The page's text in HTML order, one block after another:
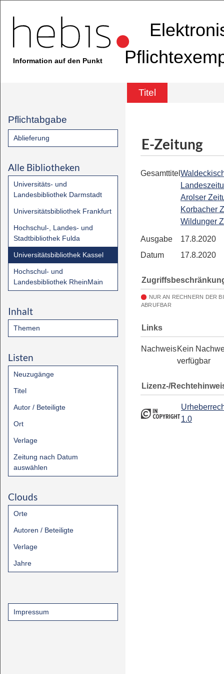
Information auf den Punkt
Titel
Pflichtabgabe
Ablieferung
Alle Bibliotheken
Universitäts- und
Landesbibliothek Darmstadt
Universitätsbibliothek Frankfurt
Hochschul-, Landes- und
Stadtbibliothek Fulda
Universitätsbibliothek Kassel
Hochschul- und
Landesbibliothek RheinMain
Inhalt
Themen
Listen
Neuzugänge
Titel
Autor / Beteiligte
Ort
Verlage
Zeitung nach Datum
auswählen
Clouds
Orte
Autoren / Beteiligte
Verlage
Jahre
Impressum
E-Zeitung
Gesamttitel
Arolser
Korbacher
Wildunger
Ausgabe
17.8.2020
Datum
17.8.2020
NUR AN RECHNERN DER
ABRUFBAR
Links
NachweisKein
verfügbar
Lizenz-/
1.0